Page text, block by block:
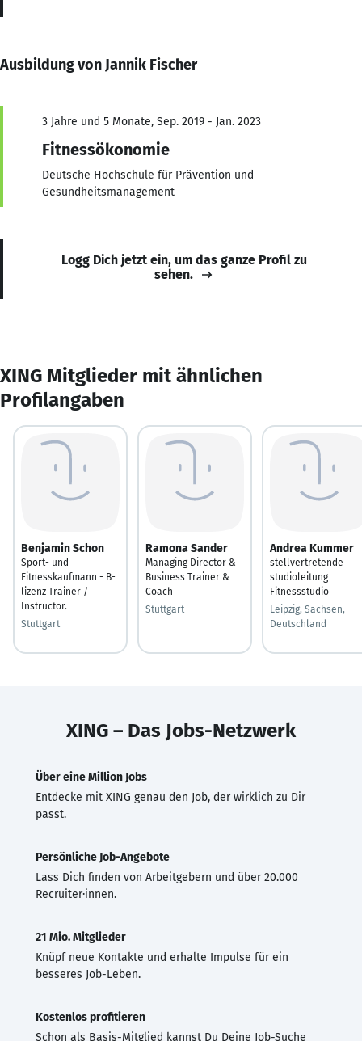
Ausbildung von Jannik Fischer
3 Jahre und 5 Monate, Sep. 2019 - Jan. 2023
Fitnessökonomie
Deutsche Hochschule für Prävention und
Gesundheitsmanagement
Logg Dich jetzt ein, um das ganze Profil zu
sehen.
XING Mitglieder mit ähnlichen
Profilangaben
Benjamin Schon
Sport- und
Fitnesskaufmann - B-
lizenz Trainer /
Instructor.
Stuttgart
Ramona Sander
Managing Director &
Business Trainer &
Coach
Stuttgart
Andrea Kummer
stellvertretende
studioleitung
Fitnessstudio
Leipzig, Sachsen,
Deutschland
XING – Das Jobs-Netzwerk
Über eine Million Jobs
Entdecke mit XING genau den Job, der wirklich zu Dir
passt.
Persönliche Job-Angebote
Lass Dich finden von Arbeitgebern und über 20.000
Recruiter·innen.
21 Mio. Mitglieder
Knüpf neue Kontakte und erhalte Impulse für ein
besseres Job-Leben.
Kostenlos profitieren
Schon als Basis-Mitglied kannst Du Deine Job-Suche